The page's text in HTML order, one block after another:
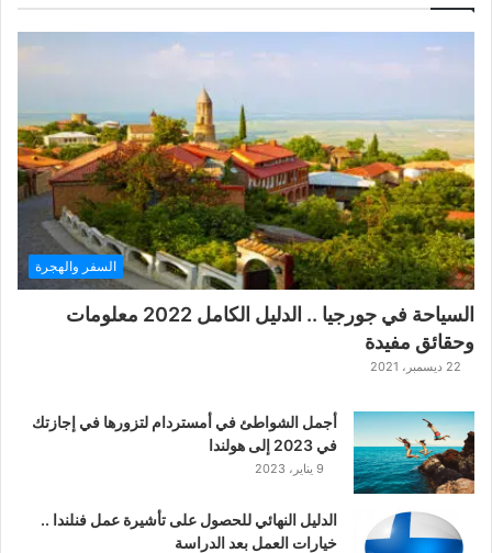
ر
ب
ا
ل
ت
ت
ا
ا
ل
ا
س
ي
ك
السفر والهجرة
السياحة في جورجيا .. الدليل الكامل 2022 معلومات
وحقائق مفيدة
22 ديسمبر، 2021
أجمل الشواطئ في أمستردام لتزورها في إجازتك
في 2023 إلى هولندا
9 يناير، 2023
الدليل النهائي للحصول على تأشيرة عمل فنلندا ..
خيارات العمل بعد الدراسة